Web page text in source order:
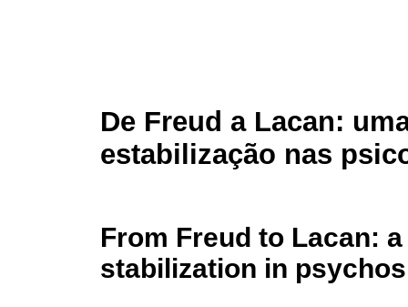
De Freud a Lacan:
estabilização nas
From Freud to Lacan:
stabilization in